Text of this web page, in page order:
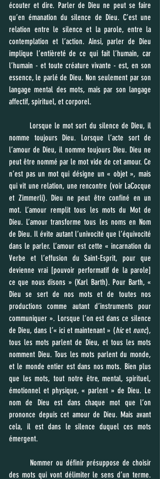
écouter et dire. Parler de Dieu ne peut se faire
qu’en émanation du silence de Dieu. C’est une
relation entre le silence et la parole, entre la
contemplation et l’action. Ainsi, parler de Dieu
implique l’entièreté de ce qui fait l’humain, car
l’humain - et toute créature vivante - est, en son
essence, le parlé de Dieu. Non seulement par son
langage mental des mots, mais par son langage
affectif, spirituel, et corporel.
nomme toujours Dieu. Lorsque l’acte sort de
l’amour de Dieu, il nomme toujours Dieu. Dieu ne
peut être nommé par le mot vide de cet amour. Ce
n’est pas un mot qui désigne un « objet », mais
qui vit une relation, une rencontre (voir LaCocque
et Zimmerli). Dieu ne peut être confiné en un
mot. L’amour remplit tous les mots du Mot de
Dieu. L’amour transforme tous les noms en Nom
de Dieu. Il évite autant l’univocité que l’équivocité
dans le parler. L’amour est cette « incarnation du
Verbe et l’effusion du Saint-Esprit, pour que
devienne vrai [pouvoir performatif de la parole]
ce que nous disons » (Karl Barth). Pour Barth, «
Dieu se sert de nos mots et de toutes nos
productions comme autant d’instruments pour
communiquer ». Lorsque l’on est dans ce silence
de Dieu, dans l’« ici et maintenant » (hic et nunc),
tous les mots parlent de Dieu, et tous les mots
nomment Dieu. Tous les mots parlent du monde,
et le monde entier est dans nos mots. Bien plus
que les mots, tout notre être, mental, spirituel,
émotionnel et physique, « parlent » de Dieu. Le
nom de Dieu est dans chaque mot que l’on
prononce depuis cet amour de Dieu. Mais avant
cela, il est dans le silence duquel ces mots
émergent.
des mots qui vont délimiter le sens d’un terme.